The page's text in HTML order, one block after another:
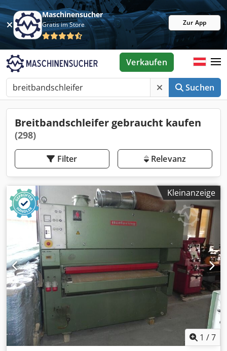
Maschinensucher
Gratis im Store Zur App
Suchen
Verkaufen
Breitbandschleifer gebraucht kaufen
(298)
Filter Relevanz
Kleinanzeige
1 /7